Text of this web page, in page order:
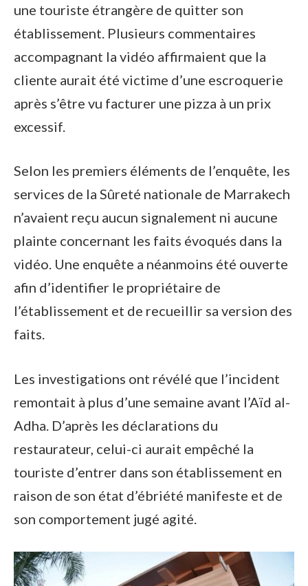
une touriste étrangère de quitter son
établissement. Plusieurs commentaires
accompagnant la vidéo affirmaient que la
cliente aurait été victime d’une escroquerie
après s’être vu facturer une pizza à un prix
excessif.
Selon les premiers éléments de l’enquête, les
services de la Sûreté nationale de Marrakech
n’avaient reçu aucun signalement ni aucune
plainte concernant les faits évoqués dans la
vidéo. Une enquête a néanmoins été ouverte
afin d’identifier le propriétaire de
l’établissement et de recueillir sa version des
faits.
Les investigations ont révélé que l’incident
remontait à plus d’une semaine avant l’Aïd al-
Adha. D’après les déclarations du
restaurateur, celui-ci aurait empêché la
touriste d’entrer dans son établissement en
raison de son état d’ébriété manifeste et de
son comportement jugé agité.